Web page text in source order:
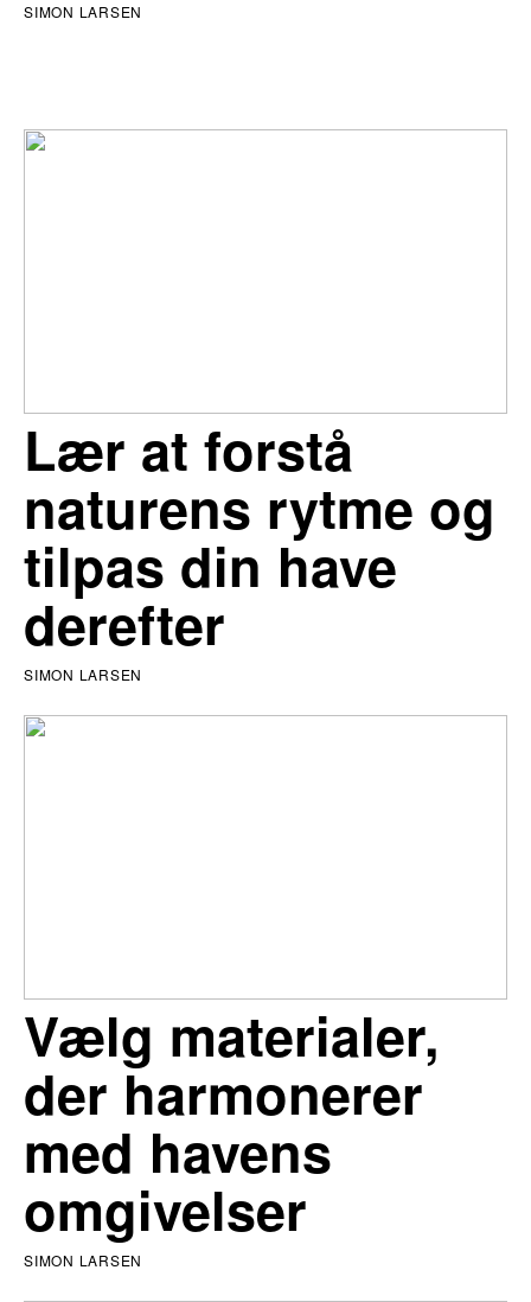
SIMON LARSEN
Lær at forstå
naturens rytme og
tilpas din have
derefter
SIMON LARSEN
Vælg materialer,
der harmonerer
med havens
omgivelser
SIMON LARSEN